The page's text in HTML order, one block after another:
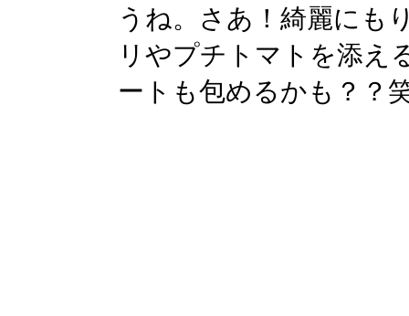
うね。さあ！綺麗にも
リやプチトマトを添え
ートも包めるかも？？